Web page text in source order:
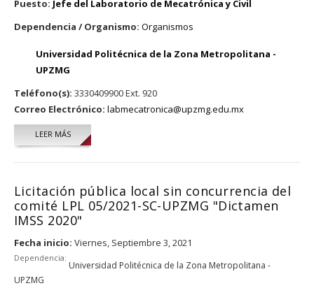
Puesto: Jefe del Laboratorio de Mecatrónica y Civil
Dependencia / Organismo: Organismos
Universidad Politécnica de la Zona Metropolitana -
UPZMG
Teléfono(s): 3330409900 Ext. 920
Correo Electrónico: labmecatronica@upzmg.edu.mx
LEER MÁSSOBRE DIEGO CASTILLO CANSECO
Licitación pública local sin concurrencia del
comité LPL 05/2021-SC-UPZMG "Dictamen
IMSS 2020"
Fecha inicio: Viernes, Septiembre 3, 2021
Dependencia:
Universidad Politécnica de la Zona Metropolitana -
UPZMG